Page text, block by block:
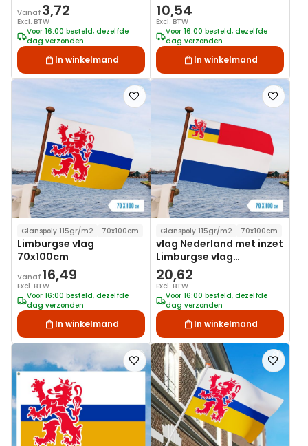
Vanaf 3,72
Excl. BTW
Voor 16:00 besteld, dezelfde
dag verzonden
In winkelmand
10,54
Excl. BTW
Voor 16:00 besteld, dezelfde
dag verzonden
In winkelmand
Voeg
toe
verlanglijst
Glanspoly 115gr/m2 70x100cm
Limburgse vlag
70x100cm
Vanaf 16,49
Excl. BTW
Voor 16:00 besteld, dezelfde
dag verzonden
In winkelmand
Voeg
toe
Glanspoly 115gr/m2 70x100cm
vlag Nederland met inzet
Limburgse vlag
70x100cm
20,62
Excl. BTW
Voor 16:00 besteld, dezelfde
dag verzonden
In winkelmand
Voeg
toe
verlanglijst
Voeg
toe
aan